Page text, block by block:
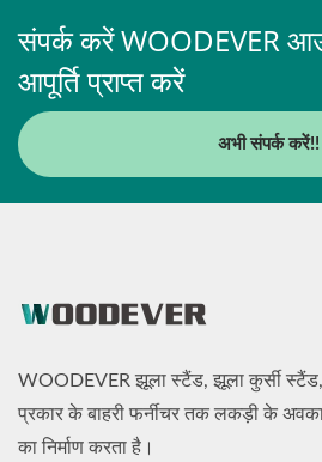
संपर्क करें WOODEVER
आपूर्ति प्राप्त करें
अभी संपर्क करें!!
WOODEVER झूला स्टैंड, झूला कुर्सी
प्रकार के बाहरी फर्नीचर तक लकड़ी के
का निर्माण करता है।